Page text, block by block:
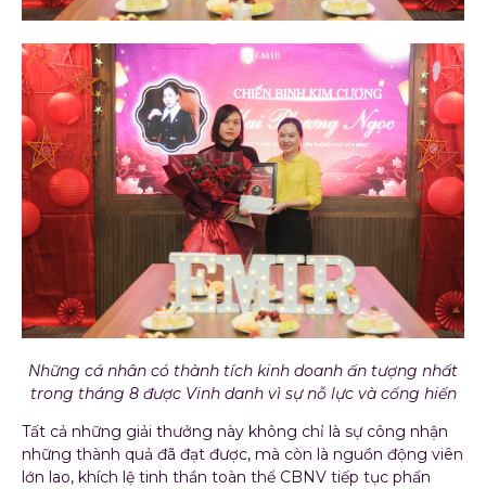
Những cá nhân có thành tích kinh doanh ấn tượng nhất
trong tháng 8 được Vinh danh vì sự nỗ lực và cống hiến
Tất cả những giải thưởng này không chỉ là sự công nhận
những thành quả đã đạt được, mà còn là nguồn động viên
lớn lao, khích lệ tinh thần toàn thể CBNV tiếp tục phấn